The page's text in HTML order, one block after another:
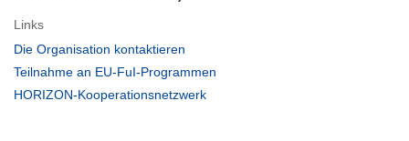
Links
Die Organisation kontaktieren
in
Teilnahme an EU-FuI-Programmen
HORIZON-Kooperationsnetzwerk